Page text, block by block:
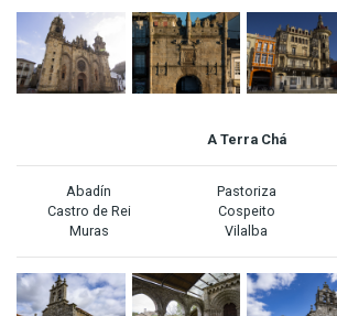
A Terra Chá
Abadín Pastoriza
Castro de Rei
Cospeito
Muras
Vilalba